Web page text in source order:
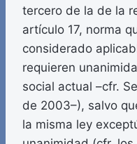
tercero de la de la
artículo 17, norma
considerado
requieren
social actual –cfr.
de 2003–), salvo
la misma ley